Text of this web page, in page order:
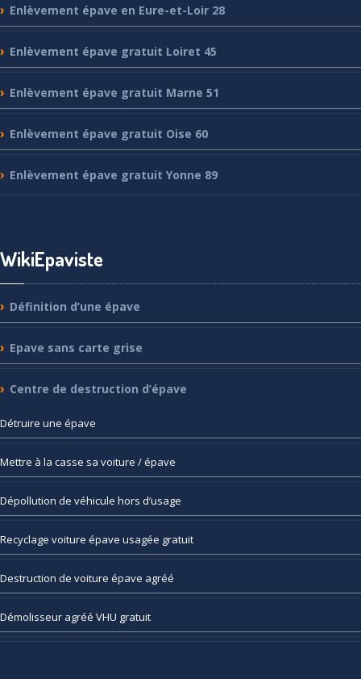
Enlèvement épave en Eure-et-Loir 28
Enlèvement épave gratuit Loiret 45
Enlèvement épave gratuit Marne 51
Enlèvement épave gratuit Oise 60
Enlèvement épave gratuit Yonne 89
WikiEpaviste
Définition d’une épave
Epave sans carte grise
Centre de destruction d’épave
Détruire une épave
Mettre à la casse sa voiture / épave
Dépollution de véhicule hors d’usage
Recyclage voiture épave usagée gratuit
Destruction de voiture épave agréé
Démolisseur agréé VHU gratuit